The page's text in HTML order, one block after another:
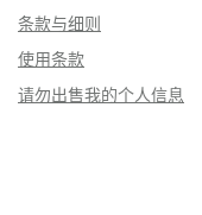
条款与细则
使用条款
请勿出售我的个人信息